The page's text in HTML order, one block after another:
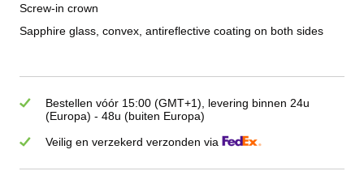
Screw-in crown
Sapphire glass, convex, antireflective coating on both sides
Bestellen vóór 15:00 (GMT+1), levering binnen 24u
(Europa) - 48u (buiten Europa)
Veilig en verzekerd verzonden via